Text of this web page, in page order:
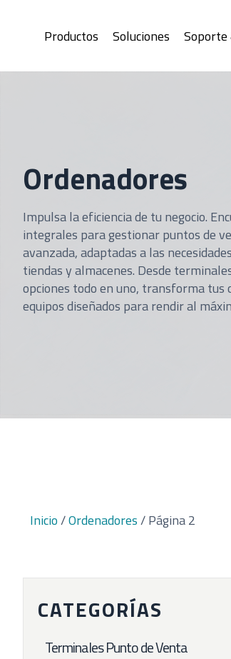
Productos Soluciones Soporte
Ordenadores
Impulsa la eficiencia de tu negocio.
integrales para gestionar puntos de
avanzada, adaptadas a las
tiendas y almacenes. Desde
opciones todo en uno, transforma tus
equipos diseñados para rendir al
Inicio/Ordenadores/ Página 2
CATEGORÍAS
Terminales Punto de Venta